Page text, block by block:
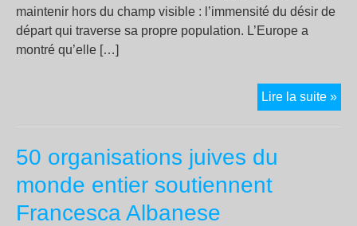
maintenir hors du champ visible : l’immensité du désir de
départ qui traverse sa propre population. L’Europe a
montré qu’elle […]
Lire la suite »
la
50 organisations juives du
monde entier soutiennent
Francesca Albanese